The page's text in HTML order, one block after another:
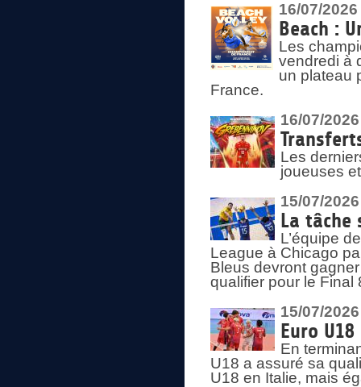
16/07/2026
Beach :
Les
vendredi à
un plateau
France.
16/07/2026
Les
joueuses
15/07/2026
La tâche
L’équipe
League à Chicago
Bleus devront
qualifier pour le Final
15/07/2026
Euro
En
U18 a assuré sa
U18 en Italie, mais